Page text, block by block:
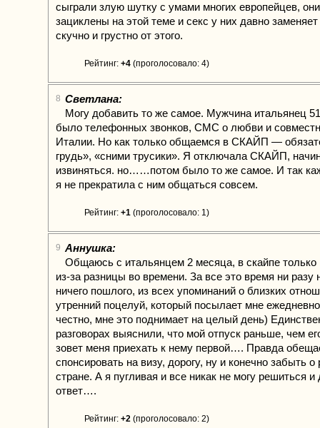
сыграли злую шутку с умами многих европейцев,
зациклены на этой теме и секс у них давно
скучно и грустно от этого.
Рейтинг: +4 (проголосовало: 4)
8 Светлана:
Могу добавить то же самое. Мужчина итальянец
было телефонных звонков, СМС о любви и
Италии. Но как только общаемся в СКАЙП —
грудь», «сними трусики». Я отключала СКАЙП,
извиняться. но……потом было то же самое. И так
я не прекратила с ним общаться совсем.
Рейтинг: +1 (проголосовало: 1)
9 Аннушка:
Общаюсь с итальянцем 2 месяца, в скайпе
из-за разницы во времени. За все это время ни
ничего пошлого, из всех упоминаний о близких
утренний поцелуй, который посылает мне
честно, мне это поднимает на целый день)
разговорах выяснили, что мой отпуск раньше, чем
зовет меня приехать к нему первой…. Правда
спонсировать на визу, дорогу, ну и конечно забыть о
стране. А я пугливая и все никак не могу решиться и
ответ….
Рейтинг: +2 (проголосовало: 2)